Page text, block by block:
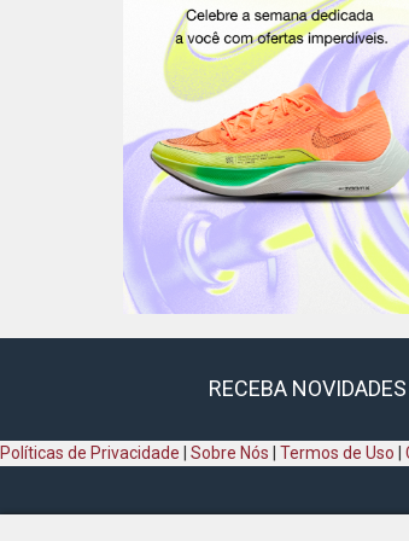
RECEBA
Políticas de Privacidade Sobre Nós Termos de Uso